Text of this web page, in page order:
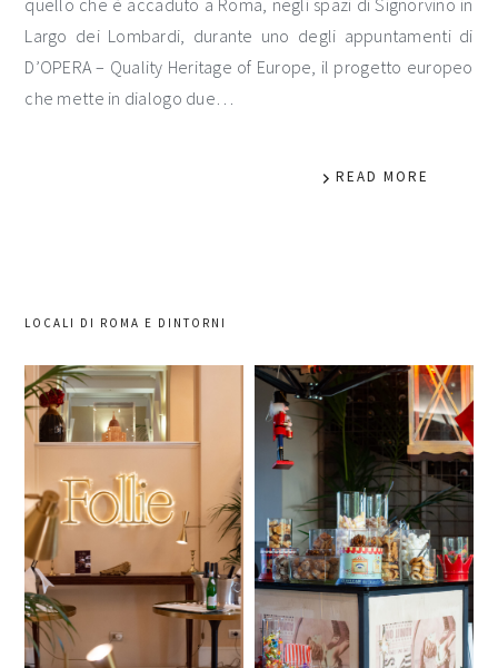
quello che è accaduto a Roma, negli spazi di Signorvino in
Largo dei Lombardi, durante uno degli appuntamenti di
D’OPERA – Quality Heritage of Europe, il progetto europeo
che mette in dialogo due…
READ MORE
LOCALI DI ROMA E DINTORNI